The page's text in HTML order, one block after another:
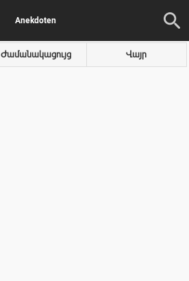
Anekdoten
Ժամանակացույց Վայր